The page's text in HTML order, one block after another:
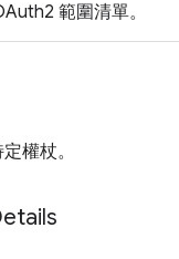
範圍清單。
權杖。